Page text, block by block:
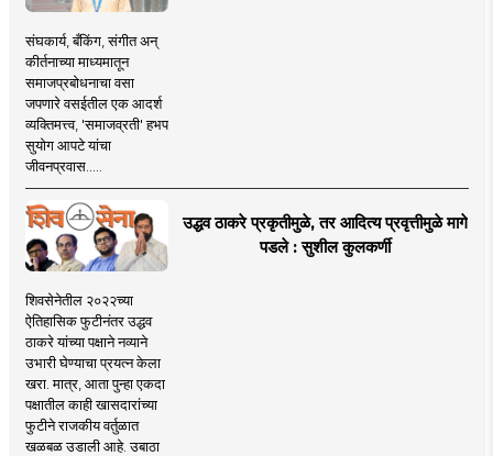
संघकार्य, बँकिंग, संगीत अन्
कीर्तनाच्या माध्यमातून
समाजप्रबोधनाचा वसा
जपणारे वसईतील एक आदर्श
व्यक्तिमत्त्व, 'समाजव्रती' हभप
सुयोग आपटे यांचा
जीवनप्रवास.....
उद्धव ठाकरे प्रकृतीमुळे, तर आदित्य प्रवृत्तीमुळे मागे
पडले : सुशील कुलकर्णी
शिवसेनेतील २०२२च्या
ऐतिहासिक फुटीनंतर उद्धव
ठाकरे यांच्या पक्षाने नव्याने
उभारी घेण्याचा प्रयत्न केला
खरा. मात्र, आता पुन्हा एकदा
पक्षातील काही खासदारांच्या
फुटीने राजकीय वर्तुळात
खळबळ उडाली आहे. उबाठा